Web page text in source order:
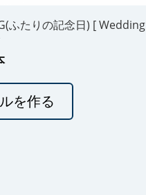
ふたりの記念日) [ Wedding
を作る